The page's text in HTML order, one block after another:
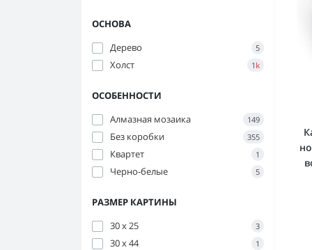
ОСНОВА
Дерево
5
Холст 1 k
ОСОБЕННОСТИ
Алмазная мозаика
149
Без коробки 355
Квартет 1
Черно-белые 5
РАЗМЕР КАРТИНЫ
30 x 25
3
30 x 44 1